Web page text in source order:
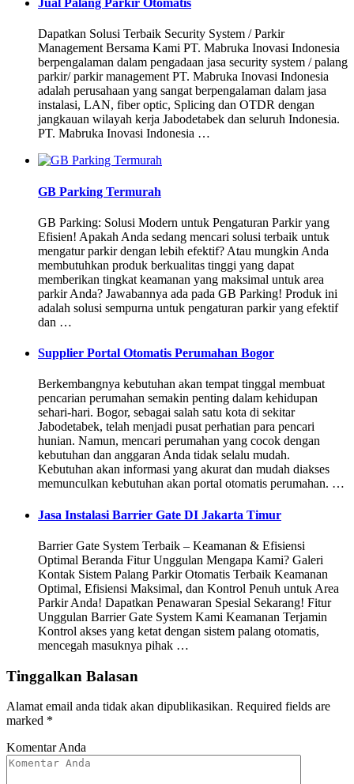
Jual Palang Parkir Otomatis
Dapatkan Solusi Terbaik Security System / Parkir
Management Bersama Kami PT. Mabruka Inovasi Indonesia
berpengalaman dalam pengadaan jasa security system / palang
parkir/ parkir management PT. Mabruka Inovasi Indonesia
adalah perusahaan yang sangat berpengalaman dalam jasa
instalasi, LAN, fiber optic, Splicing dan OTDR dengan
jangkauan wilayah kerja Jabodetabek dan seluruh Indonesia.
PT. Mabruka Inovasi Indonesia …
GB Parking Termurah
GB Parking: Solusi Modern untuk Pengaturan Parkir yang
Efisien! Apakah Anda sedang mencari solusi terbaik untuk
mengatur parkir dengan lebih efektif? Atau mungkin Anda
membutuhkan produk berkualitas tinggi yang dapat
memberikan tingkat keamanan yang maksimal untuk area
parkir Anda? Jawabannya ada pada GB Parking! Produk ini
adalah solusi sempurna untuk pengaturan parkir yang efektif
dan …
Supplier Portal Otomatis Perumahan Bogor
Berkembangnya kebutuhan akan tempat tinggal membuat
pencarian perumahan semakin penting dalam kehidupan
sehari-hari. Bogor, sebagai salah satu kota di sekitar
Jabodetabek, telah menjadi pusat perhatian para pencari
hunian. Namun, mencari perumahan yang cocok dengan
kebutuhan dan anggaran Anda tidak selalu mudah.
Kebutuhan akan informasi yang akurat dan mudah diakses
memunculkan kebutuhan akan portal otomatis perumahan. …
Jasa Instalasi Barrier Gate DI Jakarta Timur
Barrier Gate System Terbaik – Keamanan & Efisiensi
Optimal Beranda Fitur Unggulan Mengapa Kami? Galeri
Kontak Sistem Palang Parkir Otomatis Terbaik Keamanan
Optimal, Efisiensi Maksimal, dan Kontrol Penuh untuk Area
Parkir Anda! Dapatkan Penawaran Spesial Sekarang! Fitur
Unggulan Barrier Gate System Kami Keamanan Terjamin
Kontrol akses yang ketat dengan sistem palang otomatis,
mencegah masuknya pihak …
Tinggalkan Balasan
Alamat email anda tidak akan dipublikasikan. Required fields are
marked *
Komentar Anda